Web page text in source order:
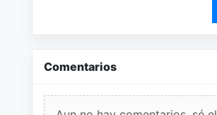
Comentarios